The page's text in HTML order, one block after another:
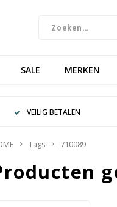
SALE MERKEN
VEILIG BETALEN
Tags 710089